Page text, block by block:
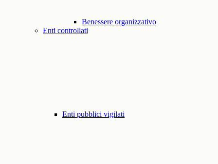
Benessere organizzativo
Enti controllati
Enti pubblici vigilati